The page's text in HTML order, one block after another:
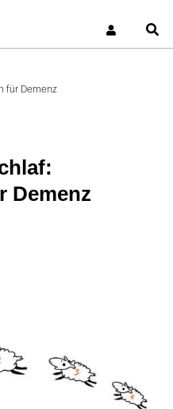
für Demenz
Demenz